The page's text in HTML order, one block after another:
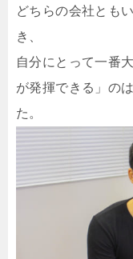
どちらの会社とも
き、
自分にとって一番
が発揮できる」の
た。